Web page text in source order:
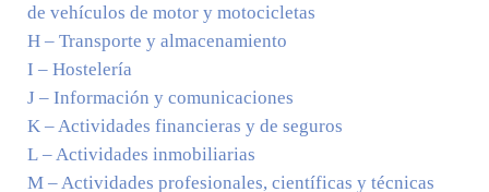
de vehículos de motor y motocicletas
H – Transporte y almacenamiento
I – Hostelería
J – Información y comunicaciones
K – Actividades financieras y de seguros
L – Actividades inmobiliarias
M – Actividades profesionales, científicas y técnicas